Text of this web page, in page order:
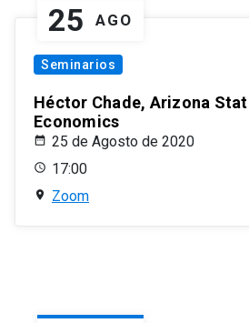
25 AGO
Seminarios
Héctor Chade, Arizona
Economics
25 de Agosto de 2020
17:00
Zoom